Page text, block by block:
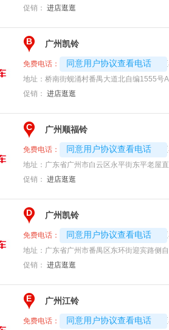
促销： 进店逛逛
B 广州凯铃
免费电话： 同意用户协议查看电话
4008192696-9387
地址： 桥南街蚬涌村番禺大道北自编1555号
促销： 进店逛逛
C 广州顺福铃
免费电话： 同意用户协议查看电话
4008194313-6950
地址： 广东省广州市白云区永平街东平老屋
促销： 进店逛逛
D 广州凯铃
免费电话： 同意用户协议查看电话
4008194313-6755
地址： 广东省广州市番禺区东环街迎宾路侧
促销： 进店逛逛
E 广州江铃
免费电话： 同意用户协议查看电话
4008194313-6949